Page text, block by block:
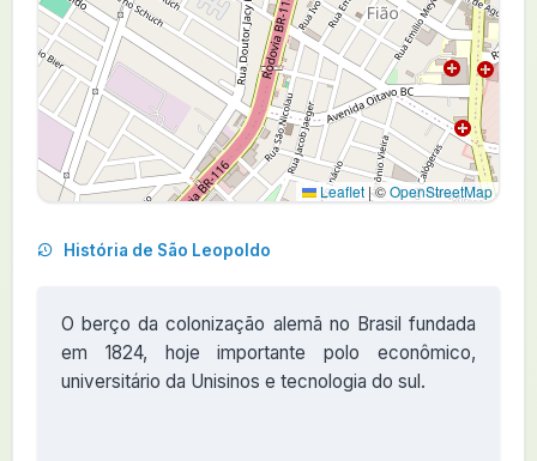
Leaflet |©OpenStreetMap
História de São Leopoldo
O berço da colonização alemã no Brasil fundada
em 1824, hoje importante polo econômico,
universitário da Unisinos e tecnologia do sul.